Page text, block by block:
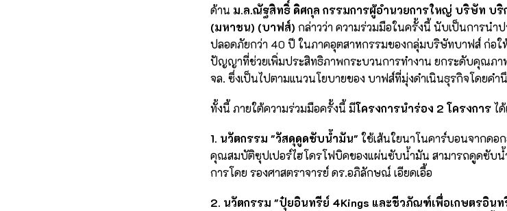
ด้าน ม.ล.ณัฐสิทธิ์ ดิศกุล กรรมการผู้อำนวยการใหญ่ บริษัท บริ
(มหาชน) (บาฟส์) กล่าวว่า ความร่วมมือในครั้งนี้ นับเป็นการน
ปลอดภัยกว่า 40 ปี ในภาคอุตสาหกรรมของกลุ่มบริษัทบาฟส์ ก่อ
ปัญญาที่ช่วยเพิ่มประสิทธิภาพกระบวนการทำงาน ยกระดับคุณภ
จล. ซึ่งเป็นไปตามแนวนโยบายของ บาฟส์ที่มุ่งดำเนินธุรกิจโดยค
ทั้งนี้ ภายใต้ความร่วมมือครั้งนี้ มีโครงการนำร่อง 2 โครงการ ไ
1. นวัตกรรม "วัสดุดูดซับน้ำมัน" ใช้เส้นใยนาโนคาร์บอนจากดอ
คุณสมบัติซุปเปอร์ไฮโดรโฟบิคของแผ่นซับน้ำมัน สามารถดูดซับน้
การโดย รองศาสตราจารย์ ดร.อภิลักษณ์ เอียดเอื้อ
2. นวัตกรรม "ปุ๋ยอินทรีย์ 4Kings และชีวภัณฑ์เพื่อเกษตรอิน